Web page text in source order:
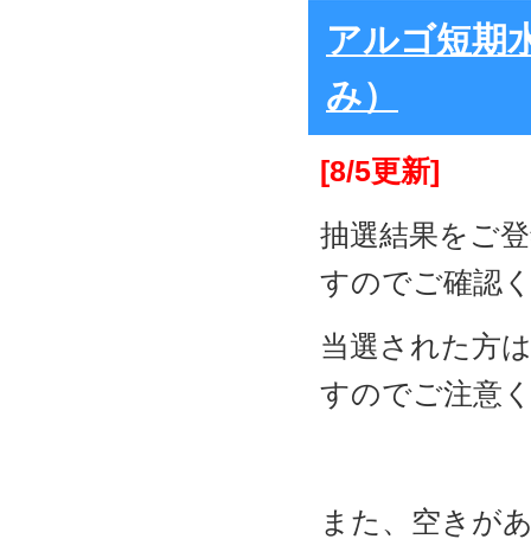
アルゴ短期
み）
[8/5更新]
抽選結果をご
すのでご確認
当選された方
すのでご注意
また、空きが